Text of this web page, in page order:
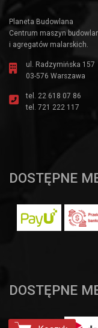
Planeta Budowlana
Centrum maszyn
i agregatów malarskich.
ul. Radzymińska 157
03-576 Warszawa
tel. 22 618 07 86
tel. 721 222 117
DOSTĘPNE
DOSTĘPNE